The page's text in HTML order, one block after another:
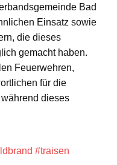
Bad
Einsatz sowie
die dieses
gemacht haben.
Feuerwehren,
für die
dieses
#traisen